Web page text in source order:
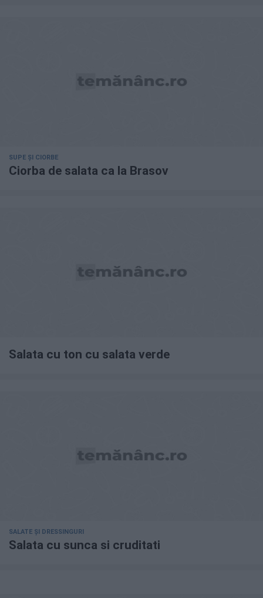
SUPE ȘI CIORBE
Ciorba de salata ca la Brasov
Salata cu ton cu salata verde
SALATE ȘI DRESSINGURI
Salata cu sunca si cruditati